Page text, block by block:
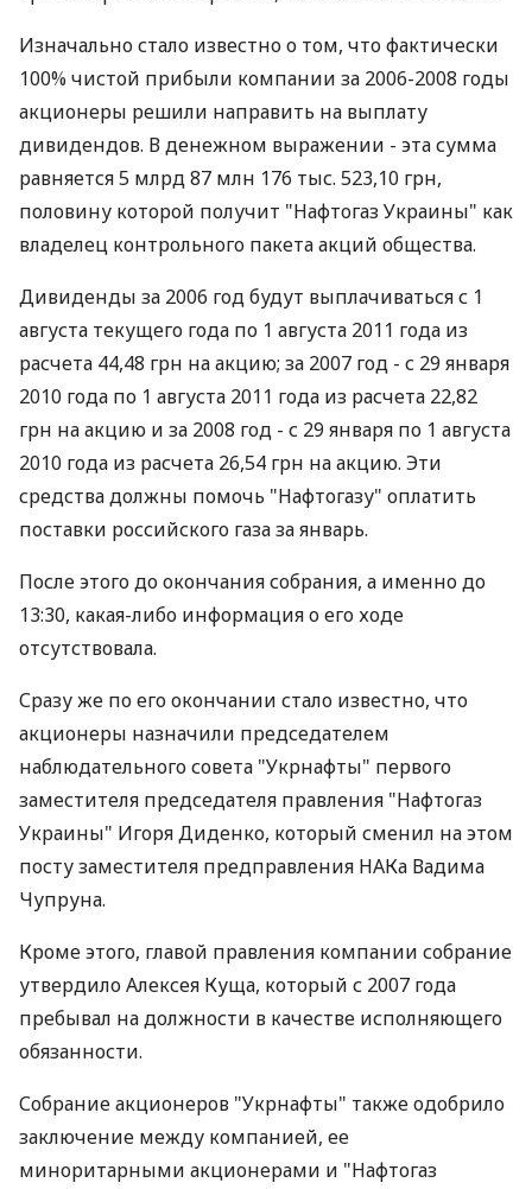
Изначально стало известно о том, что фактически
100% чистой прибыли компании за 2006-2008 годы
акционеры решили направить на выплату
дивидендов. В денежном выражении - эта сумма
равняется 5 млрд 87 млн 176 тыс. 523,10 грн,
половину которой получит "Нафтогаз Украины" как
владелец контрольного пакета акций общества.
Дивиденды за 2006 год будут выплачиваться с 1
августа текущего года по 1 августа 2011 года из
расчета 44,48 грн на акцию; за 2007 год - с 29 января
2010 года по 1 августа 2011 года из расчета 22,82
грн на акцию и за 2008 год - с 29 января по 1 августа
2010 года из расчета 26,54 грн на акцию. Эти
средства должны помочь "Нафтогазу" оплатить
поставки российского газа за январь.
После этого до окончания собрания, а именно до
13:30, какая-либо информация о его ходе
отсутствовала.
Сразу же по его окончании стало известно, что
акционеры назначили председателем
наблюдательного совета "Укрнафты" первого
заместителя председателя правления "Нафтогаз
Украины" Игоря Диденко, который сменил на этом
посту заместителя предправления НАКа Вадима
Чупруна.
Кроме этого, главой правления компании собрание
утвердило Алексея Куща, который с 2007 года
пребывал на должности в качестве исполняющего
обязанности.
Собрание акционеров "Укрнафты" также одобрило
заключение между компанией, ее
миноритарными акционерами и "Нафтогаз